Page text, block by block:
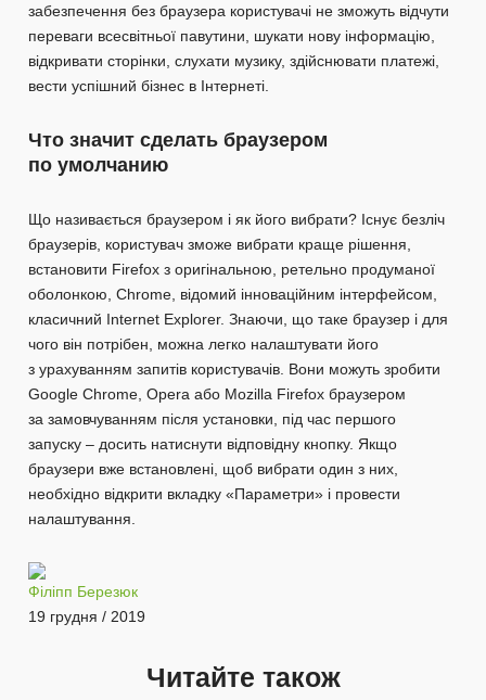
забезпечення без браузера користувачі не зможуть відчути
переваги всесвітньої павутини, шукати нову інформацію,
відкривати сторінки, слухати музику, здійснювати платежі,
вести успішний бізнес в Інтернеті.
Что значит сделать браузером
по умолчанию
Що називається браузером і як його вибрати? Існує безліч
браузерів, користувач зможе вибрати краще рішення,
встановити Firefox з оригінальною, ретельно продуманої
оболонкою, Chrome, відомий інноваційним інтерфейсом,
класичний Internet Explorer. Знаючи, що таке браузер і для
чого він потрібен, можна легко налаштувати його
з урахуванням запитів користувачів. Вони можуть зробити
Google Chrome, Opera або Mozilla Firefox браузером
за замовчуванням після установки, під час першого
запуску – досить натиснути відповідну кнопку. Якщо
браузери вже встановлені, щоб вибрати один з них,
необхідно відкрити вкладку «Параметри» і провести
налаштування.
Філіпп Березюк
19 грудня / 2019
Читайте також